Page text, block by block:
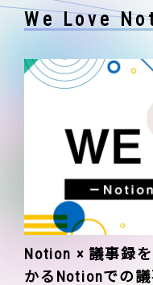
We Love
Notion × 議事録
かるNotionでの